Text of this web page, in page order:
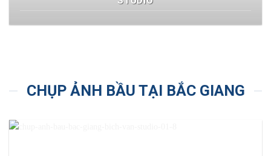
CHỤP ẢNH BẦU TẠI BẮC GIANG